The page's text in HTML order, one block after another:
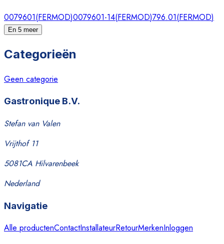
0079601(FERMOD)0079601-14(FERMOD)796.01(FERMOD)
En 5 meer
Categorieën
Geen categorie
Gastronique B.V.
Stefan van Valen
Vrijthof 11
5081CA Hilvarenbeek
Nederland
Navigatie
Alle productenContactInstallateurRetourMerkenInloggen